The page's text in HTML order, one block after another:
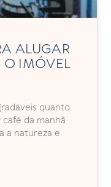
ALUGAR
O IMÓVEL
quanto
da manhã
a natureza e